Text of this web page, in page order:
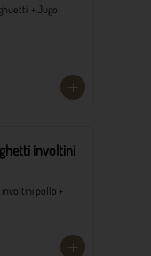
+ Jugo
involtini
involtini pollo +